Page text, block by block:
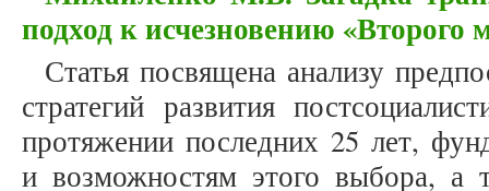
подход к исчезновению «Второго
Статья посвящена анализу
стратегий развития
протяжении последних 25 лет,
и возможностям этого выбора, а